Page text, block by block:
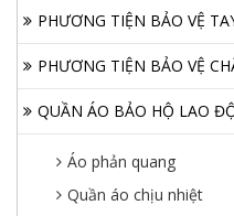
PHƯƠNG TIỆN BẢO VỆ
PHƯƠNG TIỆN BẢO VỆ
QUẦN ÁO BẢO HỘ LAO
Áo phản quang
Quần áo chịu nhiệt